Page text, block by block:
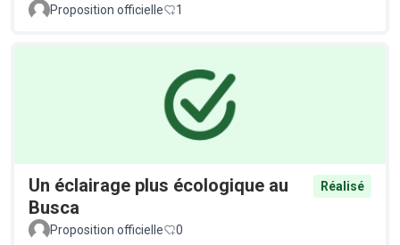
Proposition officielle 1
Un éclairage plus écologique au
Busca
Réalisé
Proposition officielle 0